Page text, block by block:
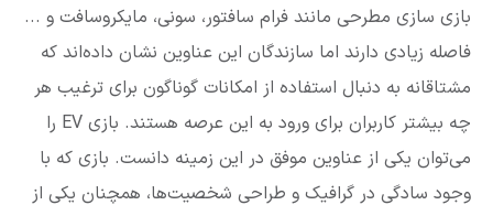
بازی سازی مطرحی مانند فرام سافتور، سونی، مایکروسافت و ...
فاصله زیادی دارند اما سازندگان این عناوین نشان داده‌اند که
مشتاقانه به دنبال استفاده از امکانات گوناگون برای ترغیب هر
چه بیشتر کاربران برای ورود به این عرصه هستند. بازی EV را
می‌توان یکی از عناوین موفق در این زمینه دانست. بازی که با
وجود سادگی در گرافیک و طراحی شخصیت‌ها، همچنان یکی از